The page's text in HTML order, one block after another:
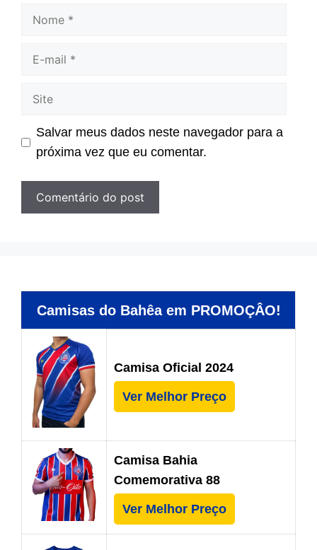
Nome
Site
Salvar meus dados neste navegador para a
próxima vez que eu comentar.
Camisas do Bahêa em PROMOÇÂO!
Camisa Oficial 2024
Ver Melhor Preço
Camisa Bahia
Comemorativa 88
Ver Melhor Preço